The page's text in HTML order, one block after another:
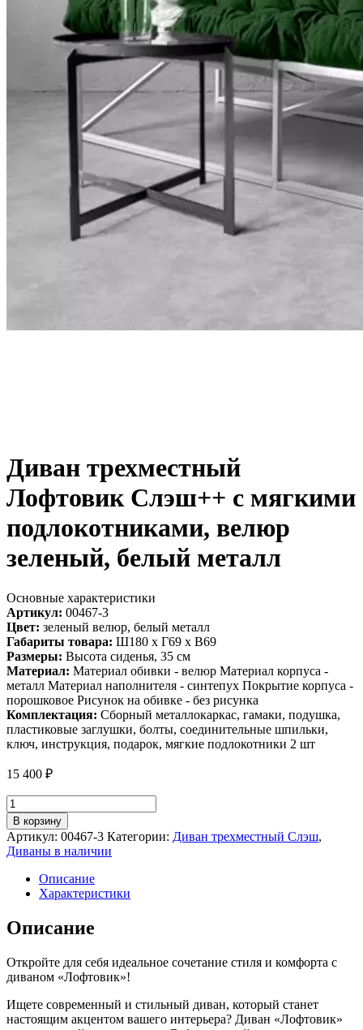
Диван трехместный
Лофтовик Слэш++ с мягкими
подлокотниками, велюр
зеленый, белый металл
Основные характеристики
Артикул: 00467-3
Цвет: зеленый велюр, белый металл
Габариты товара: Ш180 х Г69 х В69
Размеры: Высота сиденья, 35 см
Материал: Материал обивки - велюр Материал корпуса -
металл Материал наполнителя - синтепух Покрытие корпуса -
порошковое Рисунок на обивке - без рисунка
Комплектация: Сборный металлокаркас, гамаки, подушка,
пластиковые заглушки, болты, соединительные шпильки,
ключ, инструкция, подарок, мягкие подлокотники 2 шт
15 400 ₽
Количество
товара
Диван
трехместный
Лофтовик
Слэш++
мягкими
подлокотниками,
велюр
белый
металл
В корзину
Артикул: 00467-3 Категории: Диван трехместный Слэш,
Диваны в наличии
Описание
Характеристики
Описание
Откройте для себя идеальное сочетание стиля и комфорта с
диваном «Лофтовик»!
Ищете современный и стильный диван, который станет
настоящим акцентом вашего интерьера? Диван «Лофтовик»